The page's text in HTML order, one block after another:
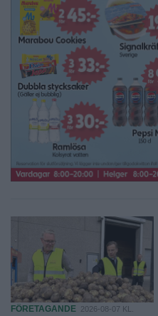
FÖRETAGANDE 2026-08-07 KL.